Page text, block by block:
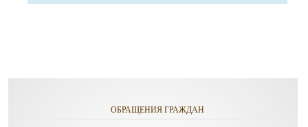
ОБРАЩЕНИЯ ГРАЖДАН